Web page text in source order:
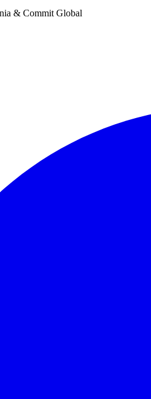
& Commit Global